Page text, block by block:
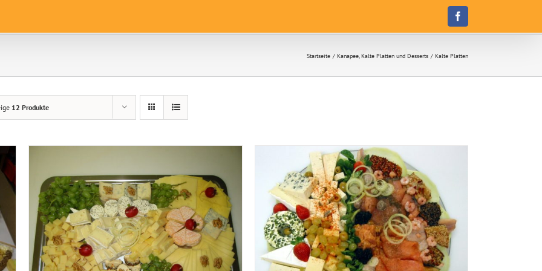
Facebook
Startseite Kanapee, Kalte Platten und Desserts Kalte Platten
12 Produkte